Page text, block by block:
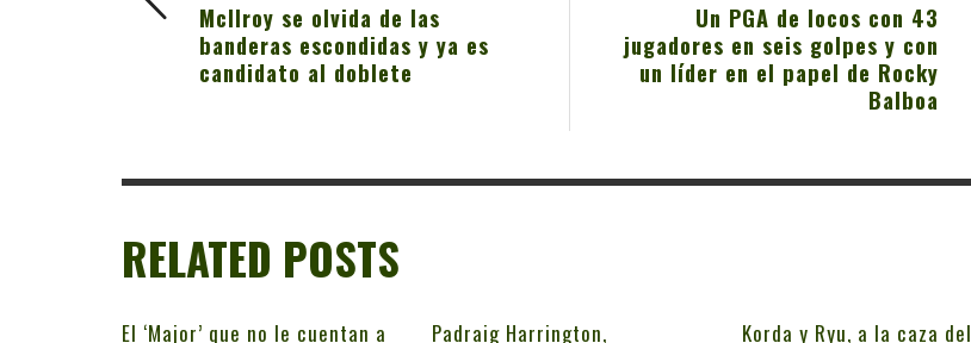
Un PGA de locos con 43
jugadores en seis golpes y con
un líder en el papel de Rocky
Balboa
McIlroy se olvida de las
banderas escondidas y ya es
candidato al doblete
RELATED POSTS
El ‘Major’ que no le cuentan a Padraig Harrington, Korda y Ryu, a la caza del